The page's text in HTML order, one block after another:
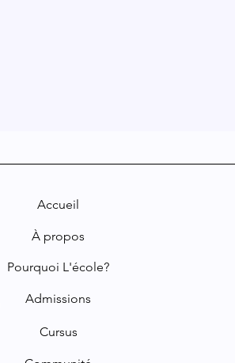
Accueil
À propos
Pourquoi L'école?
Admissions
Cursus